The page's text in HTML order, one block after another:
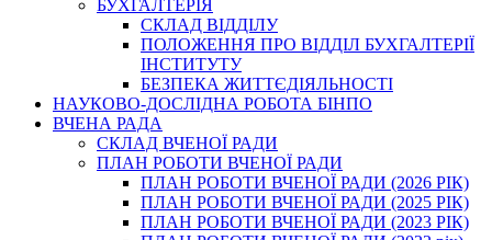
БУХГАЛТЕРІЯ
СКЛАД ВІДДІЛУ
ПОЛОЖЕННЯ ПРО ВІДДІЛ БУХГАЛТЕРІЇ
ІНСТИТУТУ
БЕЗПЕКА ЖИТТЄДІЯЛЬНОСТІ
НАУКОВО-ДОСЛІДНА РОБОТА БІНПО
ВЧЕНА РАДА
СКЛАД ВЧЕНОЇ РАДИ
ПЛАН РОБОТИ ВЧЕНОЇ РАДИ
ПЛАН РОБОТИ ВЧЕНОЇ РАДИ (2026 РІК)
ПЛАН РОБОТИ ВЧЕНОЇ РАДИ (2025 РІК)
ПЛАН РОБОТИ ВЧЕНОЇ РАДИ (2023 РІК)